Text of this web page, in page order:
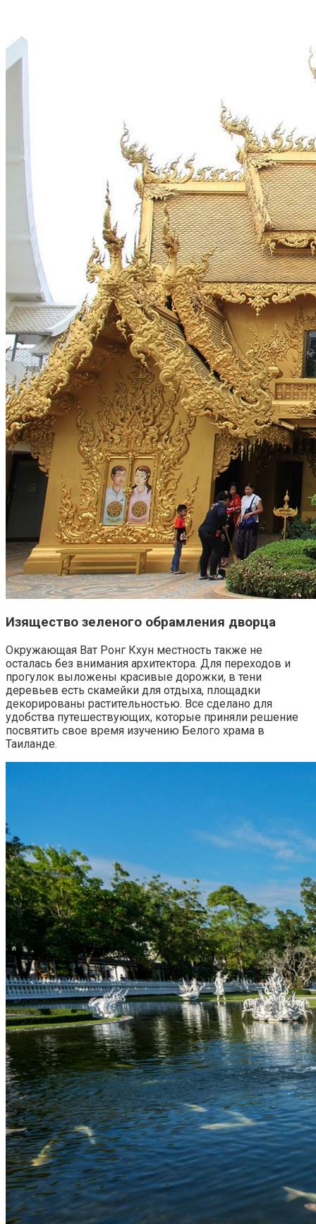
Изящество зеленого обрамления дворца
Окружающая Ват Ронг Кхун местность также не
осталась без внимания архитектора. Для переходов и
прогулок выложены красивые дорожки, в тени
деревьев есть скамейки для отдыха, площадки
декорированы растительностью. Все сделано для
удобства путешествующих, которые приняли решение
посвятить свое время изучению Белого храма в
Таиланде.